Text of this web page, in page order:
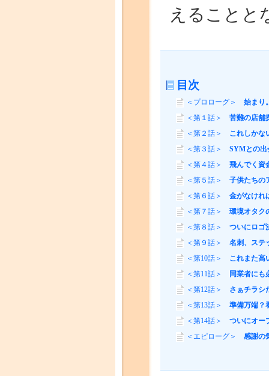
えることと
目次
＜プロローグ＞ 始まり
＜第１話＞ 苦難の店舗
＜第２話＞ これしかな
＜第３話＞ SYMとの出
＜第４話＞ 飛んでく資
＜第５話＞ 子供たちの
＜第６話＞ 金がなけれ
＜第７話＞ 環境オタク
＜第８話＞ ついにロゴ
＜第９話＞ 名刺、ステ
＜第10話＞ これまた高
＜第11話＞
同業者にも
＜第12話＞ さぁチラシ
＜第13話＞ 準備万端？
＜第14話＞ ついにオー
＜エピローグ＞ 感謝の